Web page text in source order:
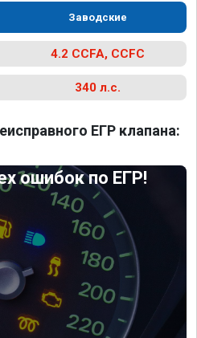
Заводские
4.2 CCFA, CCFC
340 л.с.
ЕГР клапана:
ошибок по ЕГР!